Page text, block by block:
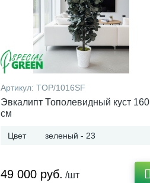
Артикул: TOP/1016SF
Эвкалипт Тополевидный куст 160
см
Цвет зеленый - 23
49 000 руб. /шт